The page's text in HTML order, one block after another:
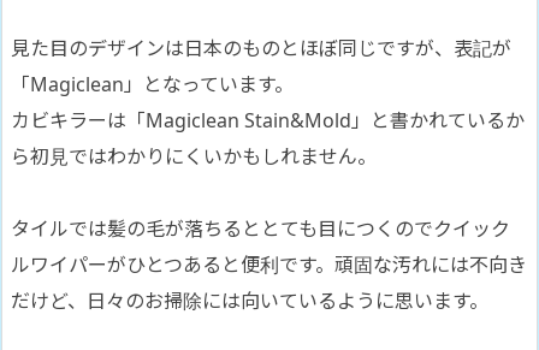
見た目のデザインは日本のものとほぼ同じですが、表記が
「Magiclean」となっています。
カビキラーは「Magiclean Stain&Mold」と書かれているか
ら初見ではわかりにくいかもしれません。
タイルでは髪の毛が落ちるととても目につくのでクイック
ルワイパーがひとつあると便利です。頑固な汚れには不向き
だけど、日々のお掃除には向いているように思います。